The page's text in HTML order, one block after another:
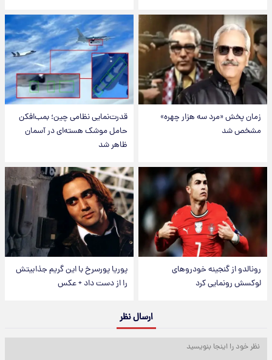
زمان پخش «مرد سه هزار چهره»
مشخص شد
قدرت‌نمایی نظامی چین؛ بمب‌افکن
حامل موشک هسته‌ای در آسمان
ظاهر شد
رونالدو از گنجینه خودروهای
لوکسش رونمایی کرد
پوریا پورسرخ با این گریم جذابیتش
را از دست داد + عکس
ارسال نظر